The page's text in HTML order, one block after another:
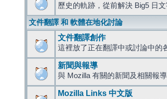
歷史的軌跡，從前解決 Big5 日
文件翻譯 和 軟體在地化討論
文件翻譯創作
這裡放了正在翻譯中或討論中的
新聞與報導
與 Mozilla 有關的新聞及相關報導
Mozilla Links 中文版